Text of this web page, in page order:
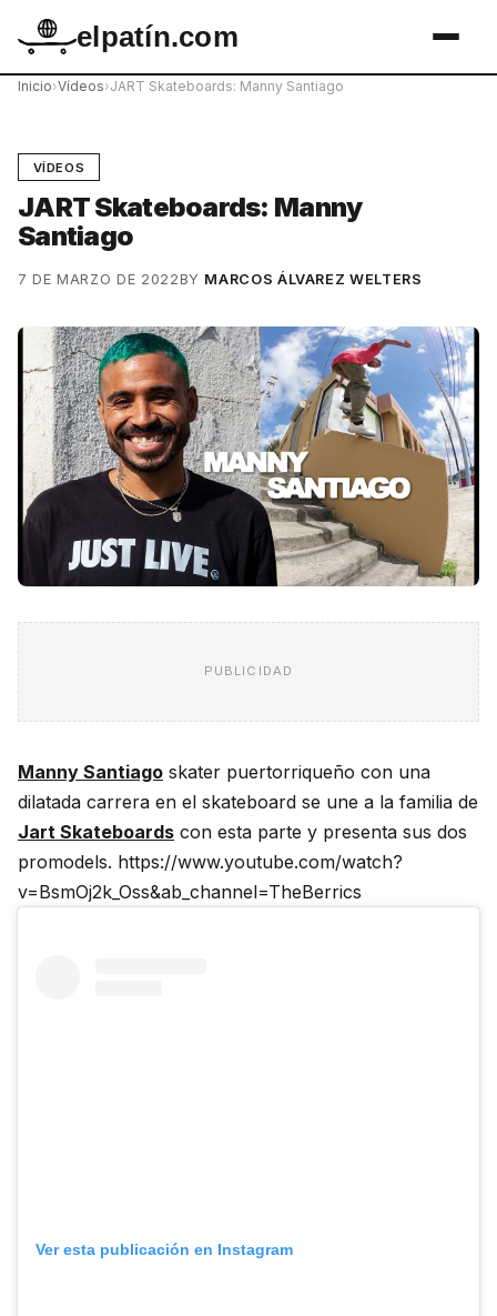
elpatín.com
Inicio›Vídeos›JART Skateboards: Manny Santiago
VÍDEOS
JART Skateboards: Manny
Santiago
7 DE MARZO DE 2022BY MARCOS ÁLVAREZ WELTERS
PUBLICIDAD
Manny Santiago skater puertorriqueño con una
dilatada carrera en el skateboard se une a la familia de
Jart Skateboards con esta parte y presenta sus dos
promodels. https://www.youtube.com/watch?
v=BsmOj2k_Oss&ab_channel=TheBerrics
Ver esta publicación en Instagram